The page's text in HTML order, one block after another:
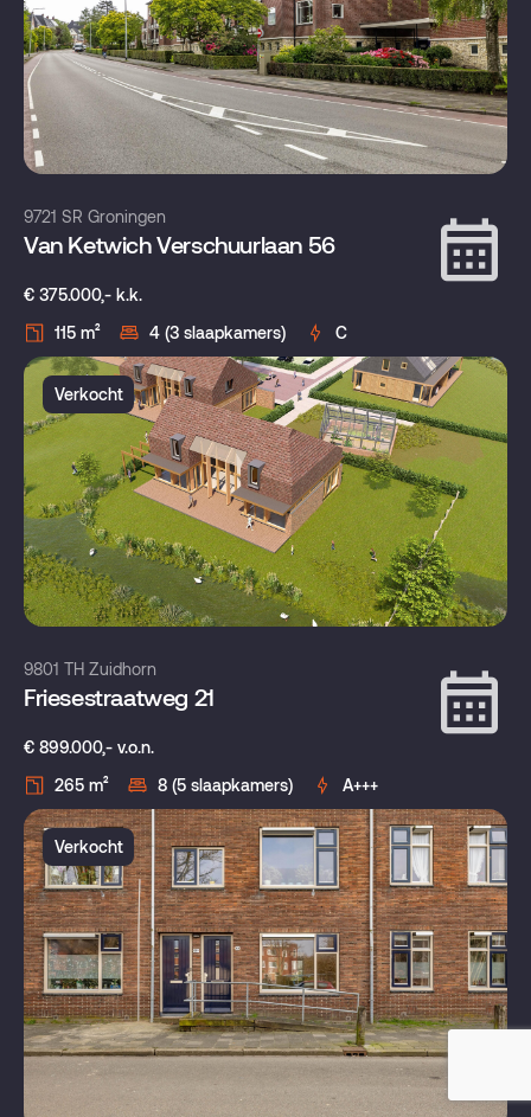
9721 SR Groningen
Van Ketwich Verschuurlaan 56
€ 375.000,- k.k.
115 m²
4 (3 slaapkamers) C
Verkocht
9801 TH Zuidhorn
Friesestraatweg 21
€ 899.000,- v.o.n.
265 m²
8 (5 slaapkamers) A+++
Verkocht